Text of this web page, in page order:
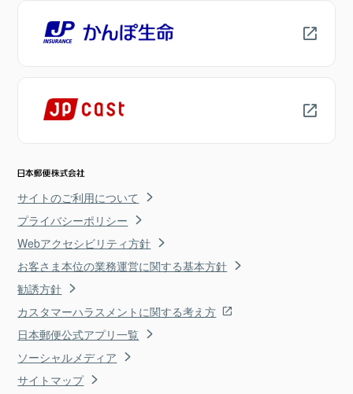
サイトのご利用について
プライバシーポリシー
Webアクセシビリティ方針
お客さま本位の業務運営に関する基本方針
勧誘方針
カスタマーハラスメントに関する考え方
日本郵便公式アプリ一覧
ソーシャルメディア
サイトマップ